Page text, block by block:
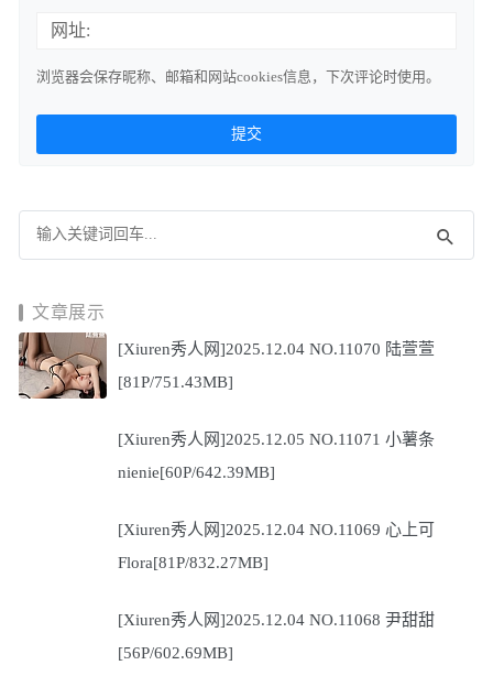
网址:
浏览器会保存昵称、邮箱和网站cookies信息，下次评论时使用。
文章展示
[Xiuren秀人网]2025.12.04 NO.11070 陆萱萱
[81P/751.43MB]
[Xiuren秀人网]2025.12.05 NO.11071 小薯条
nienie[60P/642.39MB]
[Xiuren秀人网]2025.12.04 NO.11069 心上可
Flora[81P/832.27MB]
[Xiuren秀人网]2025.12.04 NO.11068 尹甜甜
[56P/602.69MB]